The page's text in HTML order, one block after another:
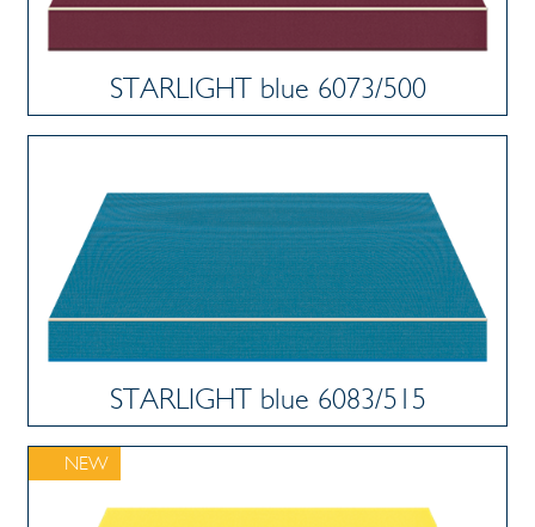
STARLIGHT blue 6073/500
STARLIGHT blue 6083/515
NEW